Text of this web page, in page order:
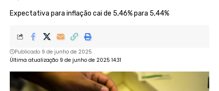
Expectativa para inflação cai de 5,46% para 5,44%
Última atualização 9 de junho de 2025 14:31
Publicado 9 de junho de 2025